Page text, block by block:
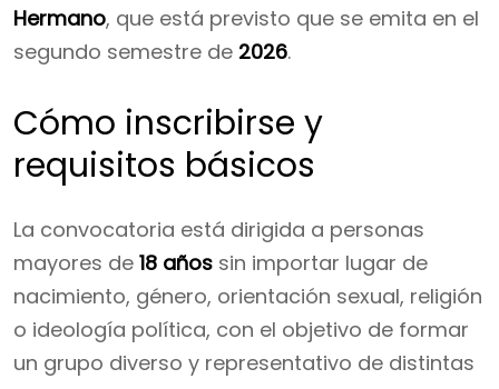
Hermano, que está previsto que se emita en el
segundo semestre de 2026.
Cómo inscribirse y
requisitos básicos
La convocatoria está dirigida a personas
mayores de 18 años sin importar lugar de
nacimiento, género, orientación sexual, religión
o ideología política, con el objetivo de formar
un grupo diverso y representativo de distintas